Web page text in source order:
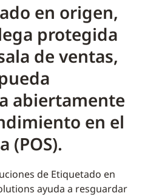
en origen,
protegida
de ventas,
abiertamente
en el
(POS).
de Etiquetado en
ayuda a resguardar